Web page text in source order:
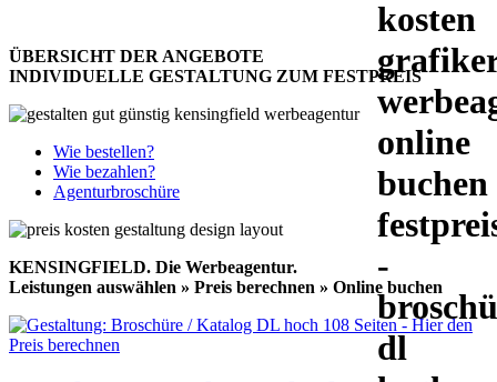
ÜBERSICHT DER ANGEBOTE
INDIVIDUELLE GESTALTUNG ZUM FESTPREIS
Wie bestellen?
Wie bezahlen?
Agenturbroschüre
KENSINGFIELD. Die Werbeagentur.
Leistungen auswählen » Preis berechnen » Online buchen